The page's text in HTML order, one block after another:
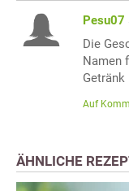
Pesu07
Die
Namen
Auf
ÄHNLICHE